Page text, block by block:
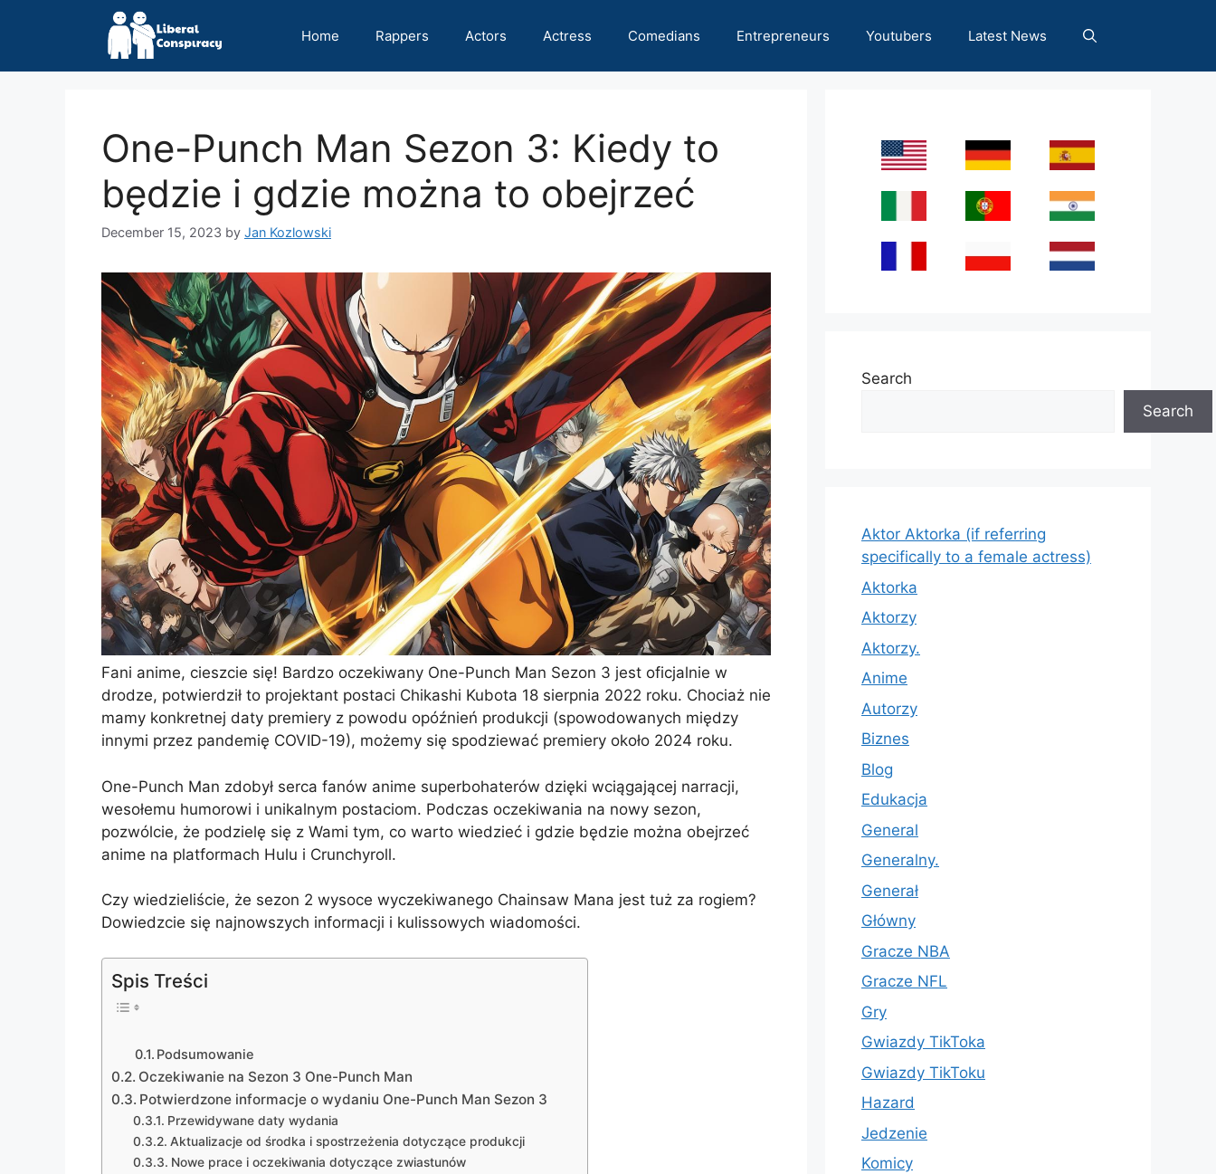
Home Rappers Actors Actress Comedians Entrepreneurs Youtubers Latest News
One-Punch Man Sezon 3: Kiedy to
będzie i gdzie można to obejrzeć
December 15, 2023 by Jan Kozlowski
Fani anime, cieszcie się! Bardzo oczekiwany One-Punch Man Sezon 3 jest oficjalnie w
drodze, potwierdził to projektant postaci Chikashi Kubota 18 sierpnia 2022 roku. Chociaż nie
mamy konkretnej daty premiery z powodu opóźnień produkcji (spowodowanych między
innymi przez pandemię COVID-19), możemy się spodziewać premiery około 2024 roku.
One-Punch Man zdobył serca fanów anime superbohaterów dzięki wciągającej narracji,
wesołemu humorowi i unikalnym postaciom. Podczas oczekiwania na nowy sezon,
pozwólcie, że podzielę się z Wami tym, co warto wiedzieć i gdzie będzie można obejrzeć
anime na platformach Hulu i Crunchyroll.
Czy wiedzieliście, że sezon 2 wysoce wyczekiwanego Chainsaw Mana jest tuż za rogiem?
Dowiedzcie się najnowszych informacji i kulissowych wiadomości.
Spis Treści
Podsumowanie
Oczekiwanie na Sezon 3 One-Punch Man
Potwierdzone informacje o wydaniu One-Punch Man Sezon 3
Przewidywane daty wydania
Aktualizacje od środka i spostrzeżenia dotyczące produkcji
Nowe prace i oczekiwania dotyczące zwiastunów
Search
Search
Aktor Aktorka (if referring
specifically to a female actress)
Aktorka
Aktorzy
Aktorzy.
Anime
Autorzy
Biznes
Blog
Edukacja
General
Generalny.
Generał
Główny
Gracze NBA
Gracze NFL
Gry
Gwiazdy TikToka
Gwiazdy TikToku
Hazard
Jedzenie
Komicy